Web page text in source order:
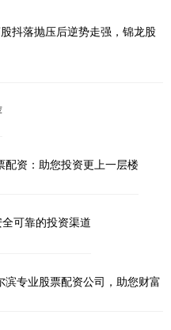
抖落抛压后逆势走强，锦龙股
配资：助您投资更上一层楼
可靠的投资渠道
专业股票配资公司，助您财富